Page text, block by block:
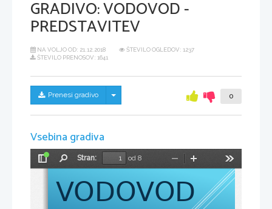
GRADIVO:VODOVOD -
PREDSTAVITEV
NA VOLJO OD: 21.12.2018
ŠTEVILO OGLEDOV: 1237
ŠTEVILO PRENOSOV: 1641
Prenesi gradivo Skrij/prikaži meni 0
Vsebina gradiva
Preklopi
vrstico
Stran:
od 8
Pomanjšaj
VODOVOD